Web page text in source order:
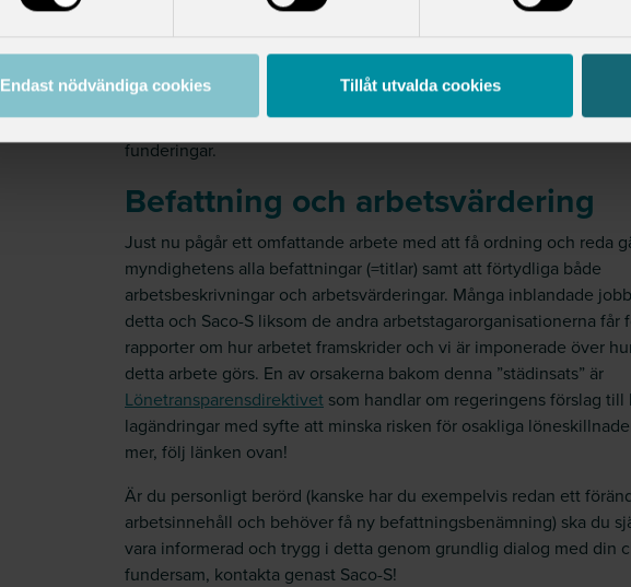
Endast nödvändiga cookies Tillåt utvalda cookies
stödmaterial på Intranätsidan
Medarbetarsamtal och lönesättning
genom alltihop är att det är TILLSAMMANS du och din chef ska
ska inte bli serverad färdiga mål av din chef – då finns ju inte samma
förutsättningar för en konstruktiv dialog.
Tveka inte att kontakta något ombud i Saco-S om du behöver
funderingar.
Befattning och arbetsvärdering
Just nu pågår ett omfattande arbete med att få ordning och reda
myndighetens alla befattningar (=titlar) samt att förtydliga både
arbetsbeskrivningar och arbetsvärderingar. Många inblandade
detta och Saco-S liksom de andra arbetstagarorganisationerna får
rapporter om hur arbetet framskrider och vi är imponerade över
detta arbete görs. En av orsakerna bakom denna ”städinsats” är
Lönetransparensdirektivet som handlar om regeringens förslag till
lagändringar med syfte att minska risken för osakliga
mer, följ länken ovan!
Är du personligt berörd (kanske har du exempelvis redan ett
arbetsinnehåll och behöver få ny befattningsbenämning) ska du
vara informerad och trygg i detta genom grundlig dialog med din
fundersam, kontakta genast Saco-S!